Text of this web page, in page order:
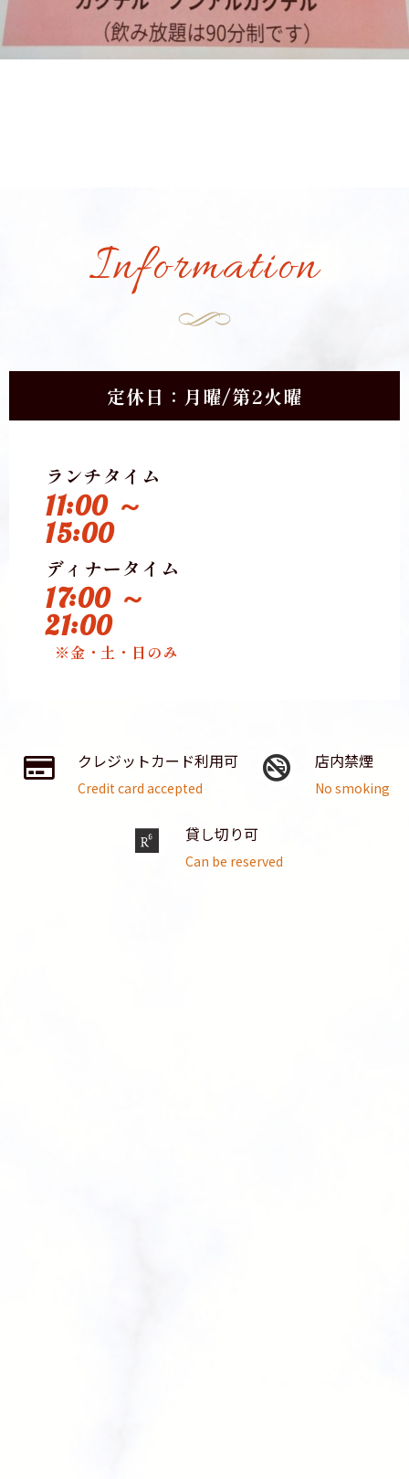
Information
定休日：月曜/第2火曜
ランチタイム
11:00 ～
15:00
ディナータイム
17:00 ～
21:00
※金・土・日のみ
クレジットカード利用可
Credit card accepted
店内禁煙
No smoking
貸し切り可
Can be reserved